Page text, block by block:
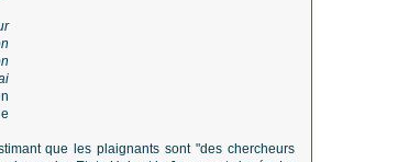
que les plaignants sont "des chercheurs